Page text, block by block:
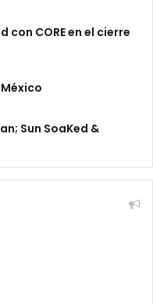
CORE en el cierre
Sun SoaKed &